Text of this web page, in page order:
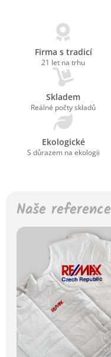
Firma s tradicí
21 let na trhu
Skladem
Reálné počty skladů
Ekologické
S důrazem na ekologii
Naše